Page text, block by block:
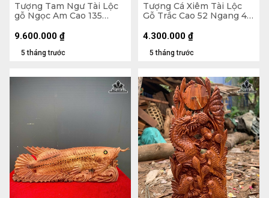
Tượng Tam Ngư Tài Lộc
gỗ Ngọc Am Cao 135
5 tháng trước
9.600.000 ₫
Tượng Cá Xiêm Tài Lộc
Gỗ Trắc Cao 52 Ngang 48
5 tháng trước
4.300.000 ₫